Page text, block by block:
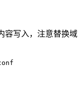
容写入，注意替换域